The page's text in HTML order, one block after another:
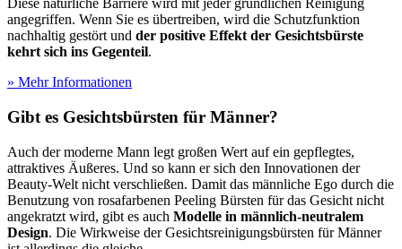
Diese natürliche Barriere wird mit jeder gründlichen Reinigung
angegriffen. Wenn Sie es übertreiben, wird die Schutzfunktion
nachhaltig gestört und der positive Effekt der Gesichtsbürste
kehrt sich ins Gegenteil.
» Mehr Informationen
Gibt es Gesichtsbürsten für Männer?
Auch der moderne Mann legt großen Wert auf ein gepflegtes,
attraktives Äußeres. Und so kann er sich den Innovationen der
Beauty-Welt nicht verschließen. Damit das männliche Ego durch die
Benutzung von rosafarbenen Peeling Bürsten für das Gesicht nicht
angekratzt wird, gibt es auch Modelle in männlich-neutralem
Design. Die Wirkweise der Gesichtsreinigungsbürsten für Männer